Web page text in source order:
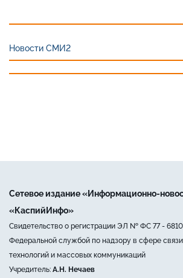
Новости СМИ2
Сетевое издание «Информационно-
«КаспийИнфо»
Свидетельство о регистрации ЭЛ № ФС 77 -
Федеральной службой по надзору в сфере
технологий и массовых коммуникаций
Учредитель: А.Н. Нечаев